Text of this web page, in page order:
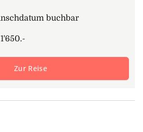
buchbar
Zur Reise